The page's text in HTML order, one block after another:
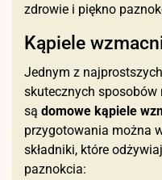
zdrowie i piękno
Kąpiele
Jednym z
skutecznych
są domowe kąpiele
przygotowania można
składniki, które
paznokcia: